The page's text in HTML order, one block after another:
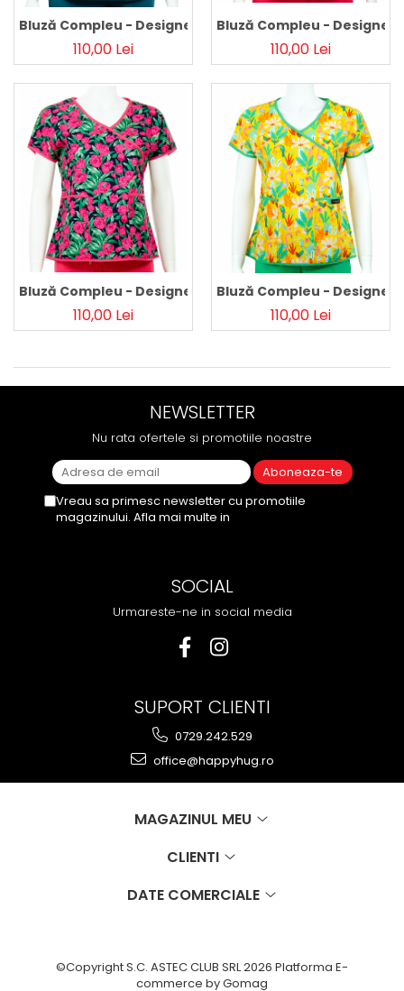
Bluză Compleu - Designer Print - Happiness Teal 36
110,00 Lei
Bluză Compleu - Designer
110,00 Lei
Bluză Compleu - Designer Print - Pink Flowers
110,00 Lei
Bluză Compleu - Designer
110,00 Lei
NEWSLETTER
Nu rata ofertele si promotiile noastre
Vreau sa primesc newsletter cu promotiile
magazinului. Afla mai multe in
SOCIAL
Urmareste-ne in social media
SUPORT CLIENTI
0729.242.529
office@happyhug.ro
MAGAZINUL MEU
CLIENTI
DATE COMERCIALE
©Copyright S.C. ASTEC CLUB SRL 2026 Platforma E-
commerce by Gomag